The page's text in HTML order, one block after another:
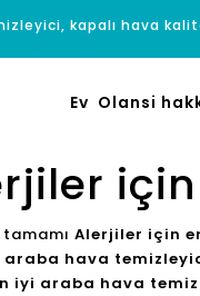
kapalı hava
Ev Olansi
Alerjiler için
hava
iyi araba hava